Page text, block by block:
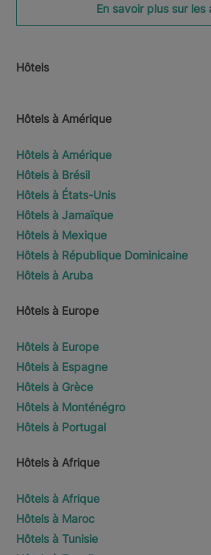
En savoir plus sur les
Hôtels
Hôtels à Amérique
Hôtels à Amérique
Hôtels à Brésil
Hôtels à États-Unis
Hôtels à Jamaïque
Hôtels à Mexique
Hôtels à République Dominicaine
Hôtels à Aruba
Hôtels à Europe
Hôtels à Europe
Hôtels à Espagne
Hôtels à Grèce
Hôtels à Monténégro
Hôtels à Portugal
Hôtels à Afrique
Hôtels à Afrique
Hôtels à Maroc
Hôtels à Tunisie